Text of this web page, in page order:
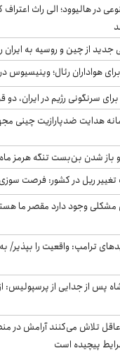
در هالیوود؛ الی راث
جدید از چین و روسیه به ایران
هواداران رئال؛ وینیسیوس
سرنگونی رژیم در ایران، دو
هدایت ضدپارازیت چینی
و باز شدن بن‌بست تنگه هرمز
ریل در کشور: فرصت
مشکلی وجود دارد مقصر ما
ترامپ: واقعیت را بپذیر/
پس از جدایی از پرسپولیس: از
تلاش می‌کنند آرامش در
پیچیده است